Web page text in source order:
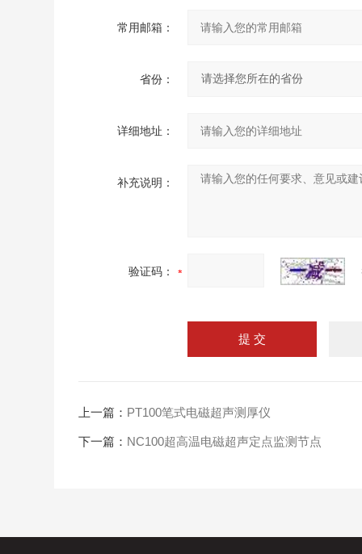
常用邮箱：
省份：
详细地址：
补充说明：
验证码：
上一篇： PT100笔式电磁超声测厚仪
下一篇： NC100超高温电磁超声定点监测节点